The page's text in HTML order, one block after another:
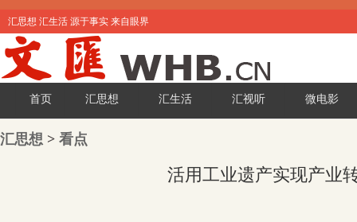
汇思想 汇生活 源于事实 来自眼界
首页 汇思想 汇生活 汇视听 微电影
汇思想 > 看点
活用工业遗产实现产业